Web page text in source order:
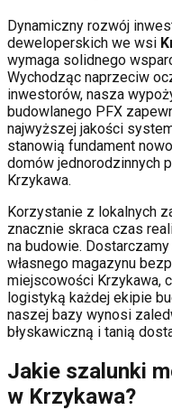
Dynamiczny rozwój
deweloperskich we wsi
wymaga solidnego
Wychodząc naprzeciw
inwestorów, nasza
budowlanego PFX
najwyższej jakości
stanowią fundament
domów jednorodzinnych
Krzykawa.
Korzystanie z lokalnych
znacznie skraca czas
na budowie.
własnego magazynu
miejscowości Krzykawa,
logistyką każdej ekipie
naszej bazy wynosi
błyskawiczną i tanią
Jakie szalunki
w Krzykawa?